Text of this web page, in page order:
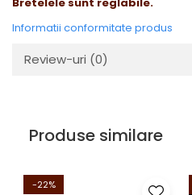
Informatii conformitate produs
Review-uri (0)
Produse similare
-22%